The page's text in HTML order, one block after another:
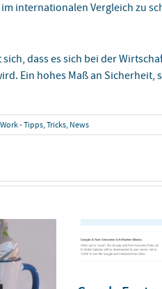
internationalen Vergleich zu
dass es sich bei der
Ein hohes Maß an
- Tipps, Tricks, News